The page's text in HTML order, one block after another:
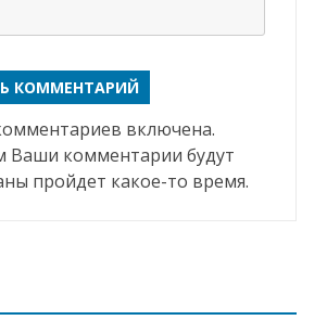
включена.
Ваши комментарии будут
пройдет какое-то время.